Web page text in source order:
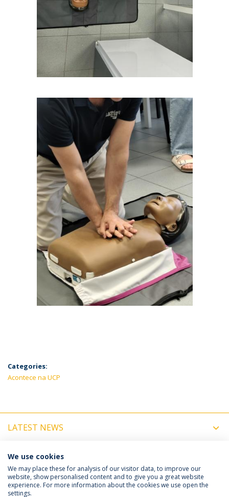
Categories:
Acontece na UCP
LATEST NEWS
UPCOMING EVENTS
Política de Privacidade
Termos e Condições
We use cookies
We may place these for analysis of our visitor data, to improve our
website, show personalised content and to give you a great website
experience. For more information about the cookies we use open the
settings.